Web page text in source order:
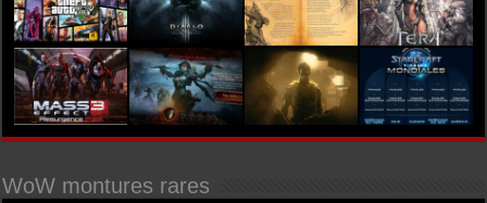
WoW montures rares